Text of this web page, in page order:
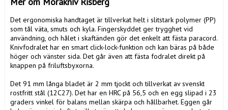
Det ergonomiska handtaget är tillverkat helt i slitstark polymer (PP)
som tål väta, smuts och kyla. Fingerskyddet ger trygghet vid
användning, och hålet i skaftänden gör det enkelt att fästa paracord.
Knivfodralet har en smart click-lock-funktion och kan bäras på både
höger och vänster sida. Det går även att fästa fodralet direkt på
knappen på friluftsbyxorna.
Det 91 mm långa bladet är 2 mm tjockt och tillverkat av svenskt
rostfritt stål (12C27). Det har en HRC på 56,5 och en egg slipad i 23
graders vinkel för balans mellan skärpa och hållbarhet. Eggen går